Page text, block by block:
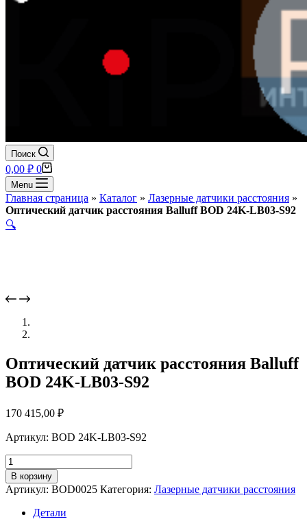
Поиск
Корзина
0,00 ₽ 0
Menu
Главная страница » Каталог » Лазерные датчики расстояния »
Оптический датчик расстояния Balluff BOD 24K-LB03-S92
🔍
Оптический датчик расстояния Balluff
BOD 24K-LB03-S92
170 415,00 ₽
Артикул: BOD 24K-LB03-S92
Количество
товара
Оптический
датчик
расстояния
Balluff
В корзину
Артикул: BOD0025 Категория: Лазерные датчики расстояния
Детали